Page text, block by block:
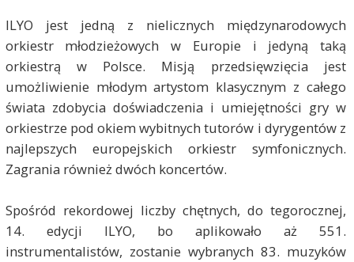
ILYO jest jedną z nielicznych międzynarodowych
orkiestr młodzieżowych w Europie i jedyną taką
orkiestrą w Polsce. Misją przedsięwzięcia jest
umożliwienie młodym artystom klasycznym z całego
świata zdobycia doświadczenia i umiejętności gry w
orkiestrze pod okiem wybitnych tutorów i dyrygentów z
najlepszych europejskich orkiestr symfonicznych.
Zagrania również dwóch koncertów.
Spośród rekordowej liczby chętnych, do tegorocznej,
14. edycji ILYO, bo aplikowało aż 551.
instrumentalistów, zostanie wybranych 83. muzyków